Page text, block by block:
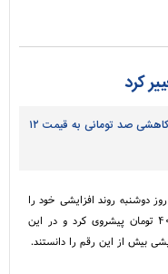
کرد
قیمت دلار امروز در صرافی‌های بانکی با کاهشی صد تومانی به قیمت ۱۲
دوشنبه روند افزایشی خود را
آغاز کرد اما تا نزدیکی مرز روانی ۱۲ هزار و ۴۰۰ تومان پیشروی کرد و در این
بیش از این رقم را دانستند.